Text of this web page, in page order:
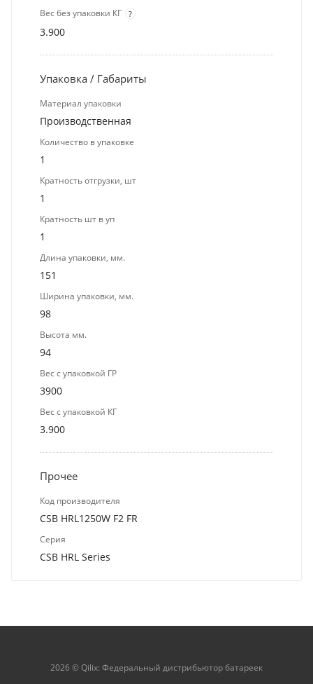
Вес без упаковки КГ ?
3.900
Упаковка / Габариты
Материал упаковки
Производственная
Количество в упаковке
1
Кратность отгрузки, шт
1
Кратность шт в уп
1
Длина упаковки, мм.
151
Ширина упаковки, мм.
98
Высота мм.
94
Вес с упаковкой ГР
3900
Вес с упаковкой КГ
3.900
Прочее
Код производителя
CSB HRL1250W F2 FR
Серия
CSB HRL Series
2026 © Qilix: Федеральный дистрибьютор батареек